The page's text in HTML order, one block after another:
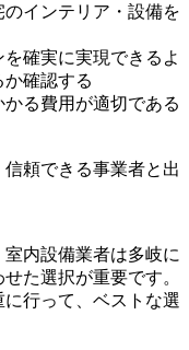
インテリア・設備を
確実に実現できるよ
確認する
る費用が適切である
頼できる事業者と出
内設備業者は多岐に
た選択が重要です。
行って、ベストな選